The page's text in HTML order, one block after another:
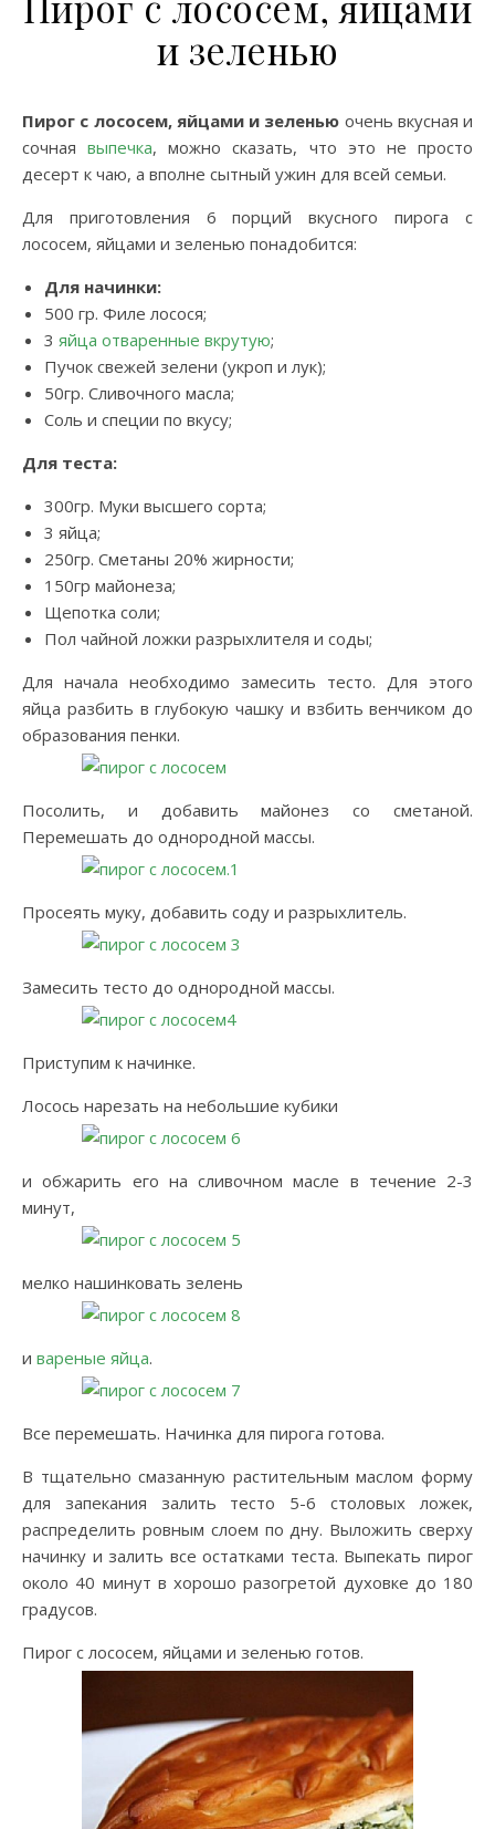
и зеленью
Пирог с лососем, яйцами и зеленью очень вкусная и
сочнаявыпечка, можно сказать, что это не просто
десерт к чаю, а вполне сытный ужин для всей семьи.
Для приготовления 6 порций вкусного пирога с
лососем, яйцами и зеленью понадобится:
Для начинки:
500 гр. Филе лосося;
3 яйца отваренные вкрутую;
Пучок свежей зелени (укроп и лук);
50гр. Сливочного масла;
Соль и специи по вкусу;
Для теста:
300гр. Муки высшего сорта;
3 яйца;
250гр. Сметаны 20% жирности;
150гр майонеза;
Щепотка соли;
Пол чайной ложки разрыхлителя и соды;
Для начала необходимо замесить тесто. Для этого
яйца разбить в глубокую чашку и взбить венчиком до
образования пенки.
Посолить, и добавить майонез со сметаной.
Перемешать до однородной массы.
Просеять муку, добавить соду и разрыхлитель.
Замесить тесто до однородной массы.
Приступим к начинке.
Лосось нарезать на небольшие кубики
и обжарить его на сливочном масле в течение 2-3
минут,
мелко нашинковать зелень
и вареные яйца.
Все перемешать. Начинка для пирога готова.
В тщательно смазанную растительным маслом форму
для запекания залить тесто 5-6 столовых ложек,
распределить ровным слоем по дну. Выложить сверху
начинку и залить все остатками теста. Выпекать пирог
около 40 минут в хорошо разогретой духовке до 180
градусов.
Пирог с лососем, яйцами и зеленью готов.